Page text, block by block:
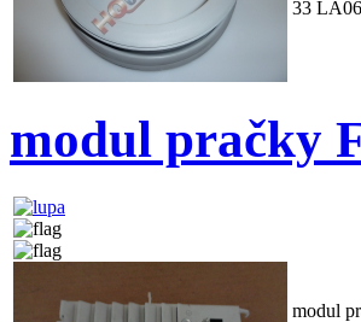
33
modul pračky
modul